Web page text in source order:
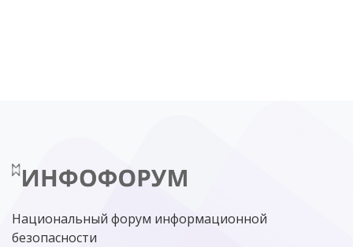
МИНЦИФРЫ РОССИИ NGFW
Национальный форум информационной
безопасности